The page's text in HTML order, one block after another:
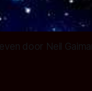
door Neil